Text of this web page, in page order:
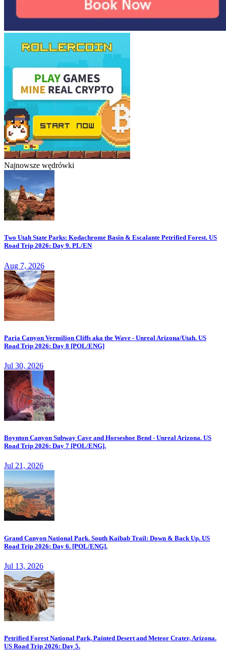
Najnowsze wędrówki
Two Utah State Parks: Kodachrome Basin & Escalante Petrified Forest. US
Road Trip 2026: Day 9. PL/EN
Aug 7, 2026
Paria Canyon Vermilion Cliffs aka the Wave - Unreal Arizona/Utah. US
Road Trip 2026: Day 8 [POL/ENG]
Jul 30, 2026
Boynton Canyon Subway Cave and Horseshoe Bend - Unreal Arizona. US
Road Trip 2026: Day 7 [POL/ENG].
Jul 21, 2026
Grand Canyon National Park. South Kaibab Trail: Down & Back Up. US
Road Trip 2026: Day 6. [POL/ENG].
Jul 13, 2026
Petrified Forest National Park, Painted Desert and Meteor Crater, Arizona.
US Road Trip 2026: Day 5.